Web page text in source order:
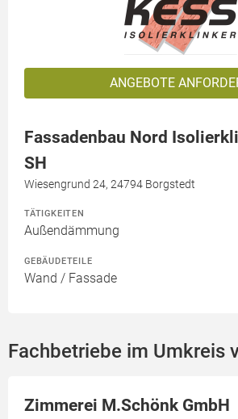
ANGEBOTE
Fassadenbau Nord
SH
Wiesengrund 24, 24794 Borgstedt
TÄTIGKEITEN
Außendämmung
GEBÄUDETEILE
Wand / Fassade
Fachbetriebe im Umkreis
Zimmerei M.Schönk GmbH